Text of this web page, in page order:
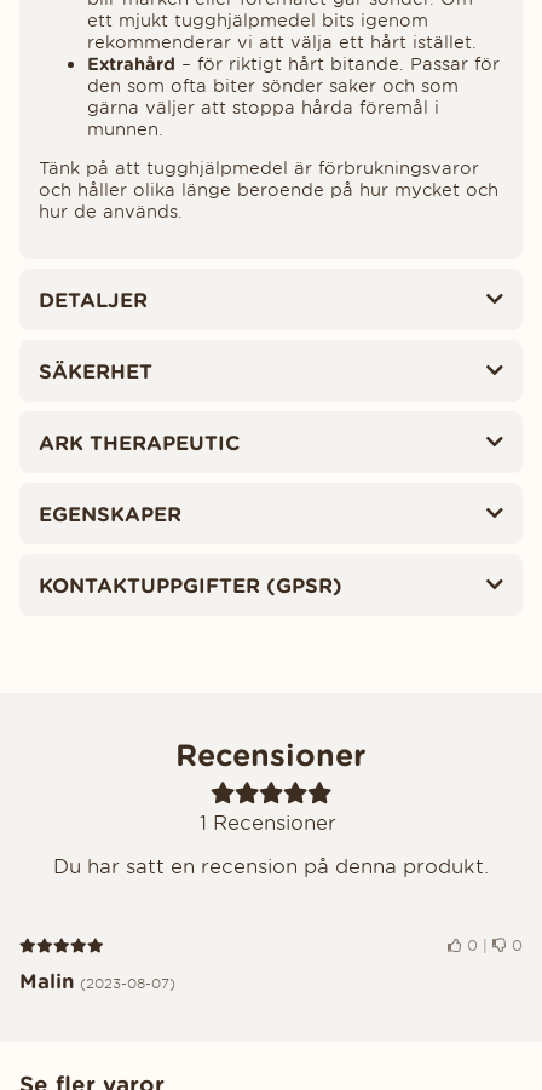
ett mjukt tugghjälpmedel bits igenom
rekommenderar vi att välja ett hårt istället.
Extrahård – för riktigt hårt bitande. Passar för
den som ofta biter sönder saker och som
gärna väljer att stoppa hårda föremål i
munnen.
Tänk på att tugghjälpmedel är förbrukningsvaror
och håller olika länge beroende på hur mycket och
hur de används.
DETALJER
SÄKERHET
ARK THERAPEUTIC
EGENSKAPER
KONTAKTUPPGIFTER (GPSR)
Recensioner
1 Recensioner
Du har satt en recension på denna produkt.
Recension 5 av 5 0 0
Malin (2023-08-07)
Se fler varor